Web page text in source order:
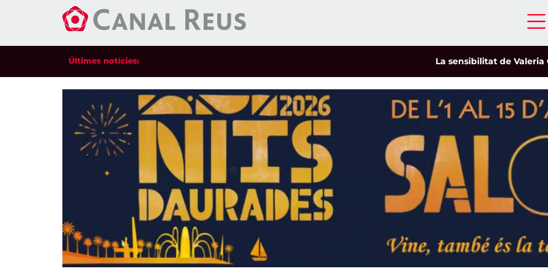
Últimes notícies: La sensibilitat de Valeria